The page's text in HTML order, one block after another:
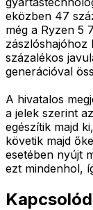
eközben 47
még a Ryzen 5
zászlóshajóhoz
százalékos
generációval
A hivatalos
a jelek szerint
egészítik majd
követik majd
esetében nyújt
ezt mindenhol,